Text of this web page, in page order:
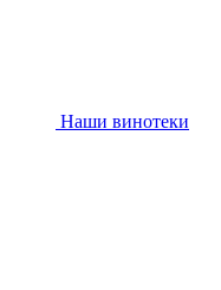
Наши винотеки